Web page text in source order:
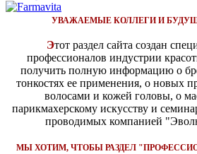
УВАЖАЕМЫЕ КОЛЛЕГИ И
Этот раздел сайта создан
профессионалов индустрии
получить полную информацию о
тонкостях ее применения, о новых
волосами и кожей головы, о
парикмахерскому искусству и
проводимых компанией
МЫ ХОТИМ, ЧТОБЫ РАЗДЕЛ